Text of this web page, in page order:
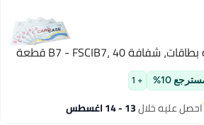
10%
+ 1
احصل عليه خلال13 - 14 اغسطس